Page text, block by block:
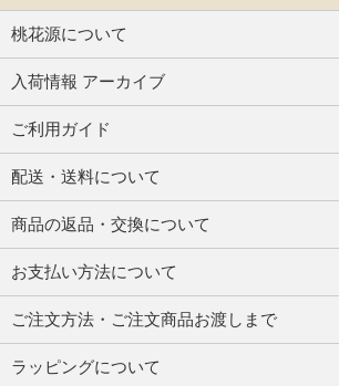
桃花源について
入荷情報 アーカイブ
ご利用ガイド
配送・送料について
商品の返品・交換について
お支払い方法について
ご注文方法・ご注文商品お渡しまで
ラッピングについて